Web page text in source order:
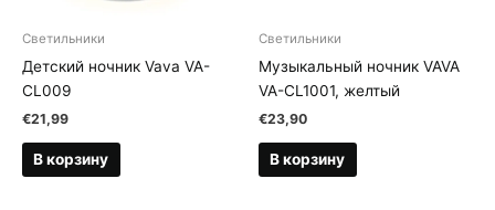
Светильники
Детский ночник Vava VA-
CL009
€21,99
В корзину
Светильники
Музыкальный ночник VAVA
VA-CL1001, желтый
€23,90
В корзину